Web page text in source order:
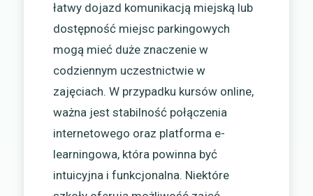
łatwy dojazd komunikacją miejską lub
dostępność miejsc parkingowych
mogą mieć duże znaczenie w
codziennym uczestnictwie w
zajęciach. W przypadku kursów online,
ważna jest stabilność połączenia
internetowego oraz platforma e-
learningowa, która powinna być
intuicyjna i funkcjonalna. Niektóre